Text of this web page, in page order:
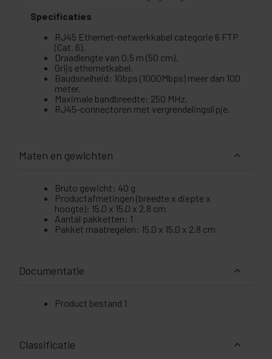
Specificaties
RJ45 Ethernet-netwerkkabel categorie 6 FTP
(Cat. 6).
Draadlengte van 0,5 m (50 cm).
Grijs ethernetkabel.
Baudsnelheid: 1Gbps (1000Mbps) meer dan 100
meter.
Maximale bandbreedte: 250 MHz.
RJ45-connectoren met vergrendelingslipje.
Maten en gewichten
Bruto gewicht: 40 g
Productafmetingen (breedte x diepte x
hoogte): 15.0 x 15.0 x 2.8 cm
Aantal pakketten: 1
Pakket maatregelen: 15.0 x 15.0 x 2.8 cm
Documentatie
Product bestand 1
Classificatie